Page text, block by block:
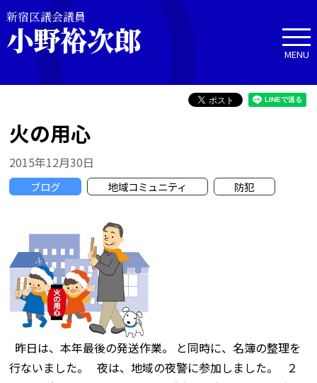
新宿区議会議員
小野裕次郎 MENU
火の用心
2015年12月30日
ブログ 地域コミュニティ 防犯
昨日は、本年最後の発送作業。 と同時に、名簿の整理を
行ないました。 夜は、地域の夜警に参加しました。 ２